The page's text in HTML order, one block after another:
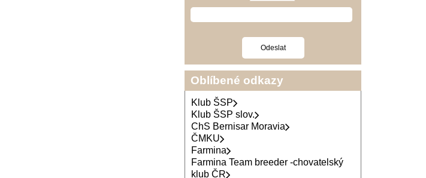
Oblíbené odkazy
Klub ŠSP
Klub ŠSP slov.
ChS Bernisar Moravia
ČMKU
Farmina
Farmina Team breeder -chovatelský
klub ČR